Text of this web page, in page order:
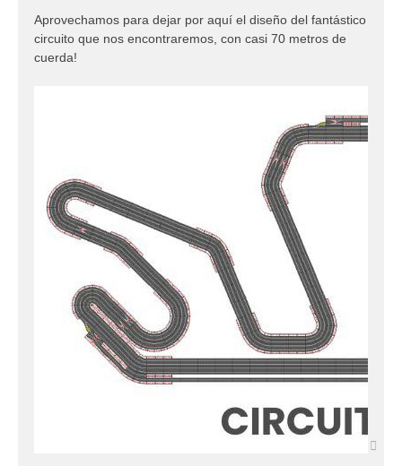
Aprovechamos para dejar por aquí el diseño del fantástico
circuito que nos encontraremos, con casi 70 metros de
cuerda!